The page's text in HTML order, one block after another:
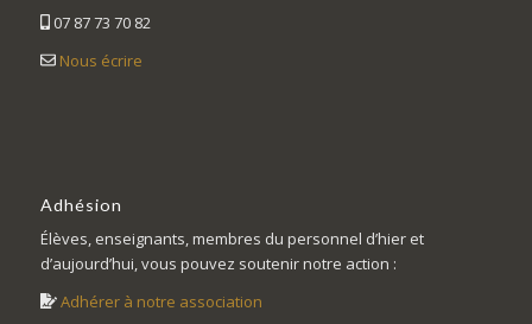
07 87 73 70 82
Nous écrire
Adhésion
Élèves, enseignants, membres du personnel d’hier et
d’aujourd’hui, vous pouvez soutenir notre action :
Adhérer à notre association